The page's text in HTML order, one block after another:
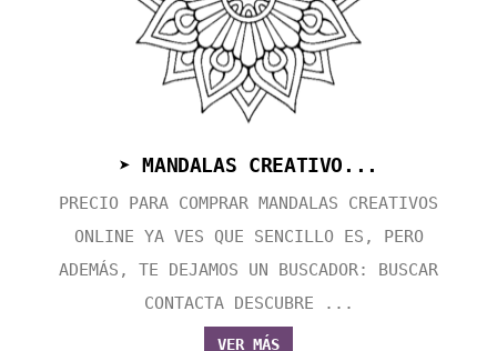
➤ MANDALAS CREATIVO...
PRECIO PARA COMPRAR MANDALAS CREATIVOS
ONLINE YA VES QUE SENCILLO ES, PERO
ADEMÁS, TE DEJAMOS UN BUSCADOR: BUSCAR
CONTACTA DESCUBRE ...
VER MÁS